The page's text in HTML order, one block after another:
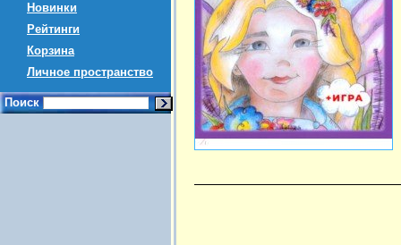
Новинки
Рейтинги
Корзина
Личное пространство
Поиск